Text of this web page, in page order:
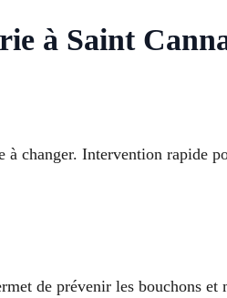
à Saint
à changer. Intervention rapide
de prévenir les bouchons